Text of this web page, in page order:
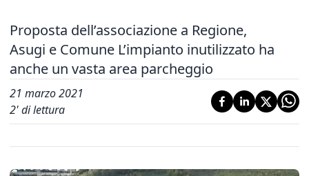
Proposta dell’associazione a Regione,
Asugi e Comune L’impianto inutilizzato ha
anche un vasta area parcheggio
21 marzo 2021
2' di lettura